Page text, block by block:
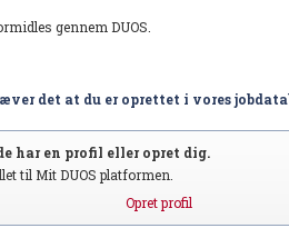
gennem DUOS.
det at du er oprettet i vores
har en profil eller opret dig.
til Mit DUOS platformen.
Opret profil